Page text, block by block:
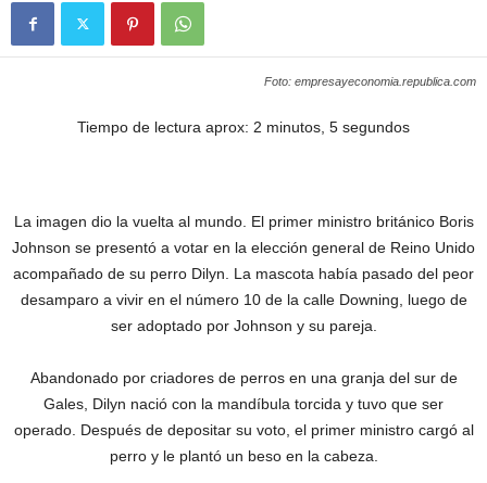
Foto: empresayeconomia.republica.com
Tiempo de lectura aprox: 2 minutos, 5 segundos
La imagen dio la vuelta al mundo. El primer ministro británico Boris
Johnson se presentó a votar en la elección general de Reino Unido
acompañado de su perro Dilyn. La mascota había pasado del peor
desamparo a vivir en el número 10 de la calle Downing, luego de
ser adoptado por Johnson y su pareja.
Abandonado por criadores de perros en una granja del sur de
Gales, Dilyn nació con la mandíbula torcida y tuvo que ser
operado. Después de depositar su voto, el primer ministro cargó al
perro y le plantó un beso en la cabeza.